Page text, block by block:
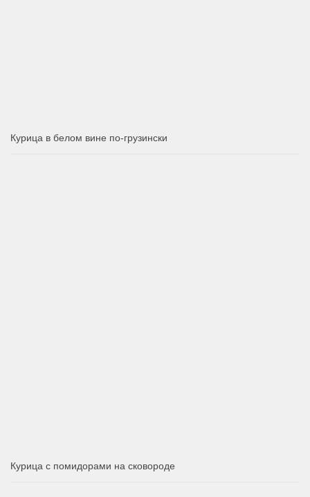
Курица в белом вине по-грузински
Курица с помидорами на сковороде